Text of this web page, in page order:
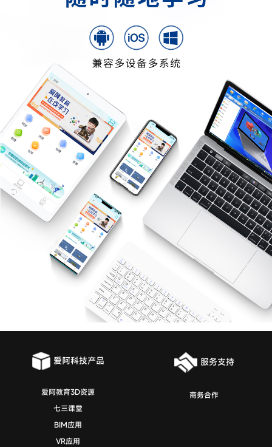
爱阿科技产品
爱阿教育3D资源
七三课堂
BIM应用
VR应用
服务支持
商务合作